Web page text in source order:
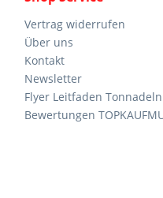
Vertrag widerrufen
Über uns
Kontakt
Newsletter
Flyer Leitfaden
Bewertungen